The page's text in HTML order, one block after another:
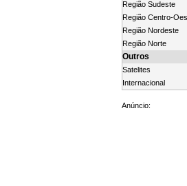
Região Sudeste
Região Centro-
Região Nordeste
Região Norte
Outros
Satelites
Internacional
Anúncio: